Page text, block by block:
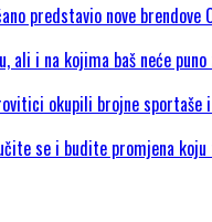
nove brendove
ali i na kojima baš neće
okupili brojne sportaše
se i budite promjena